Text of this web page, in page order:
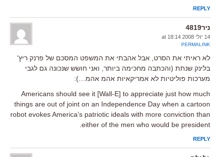
REPLY
ניר4819
14 יולי 2008 at 18:14
PERMALINK
לא ראיתי את הסרט, אבל אהבתי את המשפט המסכם של פרנק ריץ'
בלינק שנתת (והכתבה מחכימה ביותר, ואני חושש שנכונה גם לגבי
מערכות פוליטיות לא אמריקאיות אהמ אהמ…):
Americans should see it [Wall-E] to appreciate just how much
things are out of joint on an Independence Day when a cartoon
robot evokes America’s patriotic ideals with more conviction than
either of the men who would be president.
REPLY